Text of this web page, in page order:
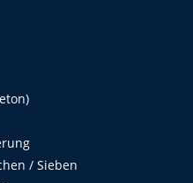
/ Sieben